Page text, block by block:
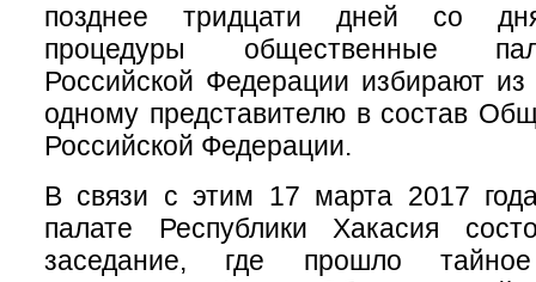
позднее тридцати дней со
процедуры общественные
Российской Федерации избирают из
одному представителю в состав
Российской Федерации.
В связи с этим 17 марта 2017
палате Республики Хакасия
заседание, где прошло тайное